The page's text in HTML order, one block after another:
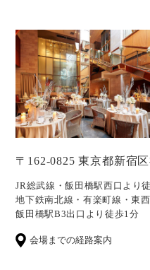
〒162-0825 東京都新宿
JR総武線・飯田橋駅西口より
地下鉄南北線・有楽町線・東
飯田橋駅B3出口より徒歩1分
会場までの経路案内